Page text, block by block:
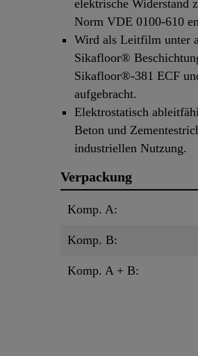
elektrische Widerstand
Norm VDE 0100-610
Wird als Leitfilm unter
Sikafloor®
Sikafloor®-381 ECF
aufgebracht.
Elektrostatisch
Beton und
industriellen Nutzung.
Verpackung
Komp. A:
Komp. B:
Komp. A + B: